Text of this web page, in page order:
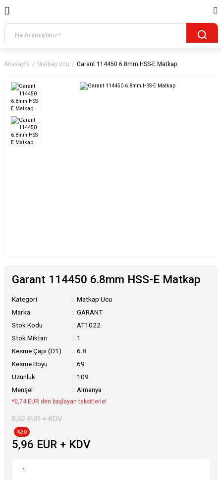
Anasayfa Matkap Ucu Garant 114450 6.8mm HSS-E Matkap
Garant 114450 6.8mm HSS-E Matkap
Kategori
Matkap Ucu
Marka
GARANT
Stok Kodu
AT1022
Stok Miktarı
1
Kesme Çapı (D1)
6.8
Kesme Boyu
69
Uzunluk
109
Menşei
Almanya
*0,74 EUR den başlayan taksitlerle!
8,52 EUR + KDV
%30
5,96 EUR + KDV